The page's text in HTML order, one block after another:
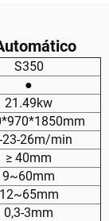
S350
●
21.49kw
23-26m/min
≥ 40mm
9~60mm
12~65mm
0,3-3mm